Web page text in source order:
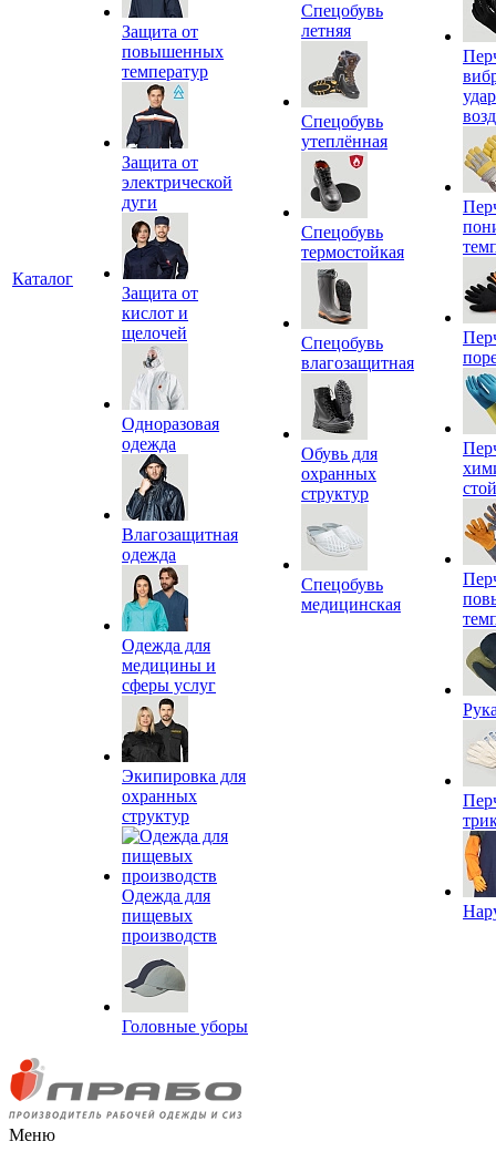
Каталог
Защита от
повышенных
температур
Защита от
электрической
дуги
Защита от
кислот и
щелочей
Одноразовая
одежда
Влагозащитная
одежда
Одежда для
медицины и
сферы услуг
Экипировка для
охранных
структур
Одежда для
пищевых
производств
Головные уборы
Спецобувь
летняя
Спецобувь
утеплённая
Спецобувь
термостойкая
Спецобувь
влагозащитная
Обувь для
охранных
структур
Спецобувь
медицинская
Меню